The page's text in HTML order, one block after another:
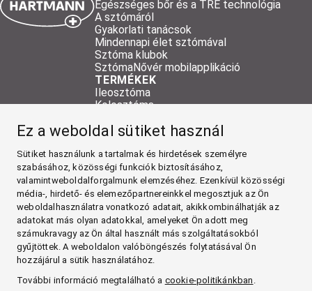
Ez a weboldal sütiket használ
Sütiket használunk a tartalmak és hirdetések személyre
szabásához, közösségi funkciók biztosításához,
valamintweboldalforgalmunk elemzéséhez. Ezenkívül közösségi
média-, hirdető- és elemezőpartnereinkkel megosztjuk az Ön
weboldalhasználatra vonatkozó adatait, akikkombinálhatják az
adatokat más olyan adatokkal, amelyeket Ön adott meg
számukravagy az Ön által használt más szolgáltatásokból
gyűjtöttek. A weboldalon valóböngészés folytatásával Ön
hozzájárul a sütik használatához.
További információ megtalálható a cookie-politikánkban .
Egészséges bőr és a TRE technológia
A sztómáról
Gyakorlati tanácsok
Mindennapi élet sztómával
Sztóma klubok
SztómaNővér mobilapplikáció
TERMÉKEK
Ileosztóma
Kolosztóma
Kiegészítő termékek
Mintarendelés
RÓLUNK
Kapcsolat
Termékek vásárlása
SZTÓMA
TERMÉKEK
RÓLUNK
Facebook